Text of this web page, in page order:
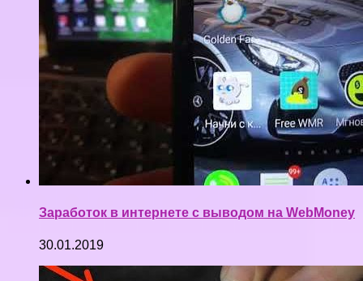
Заработок в интернете с выводом на WebMoney
30.01.2019